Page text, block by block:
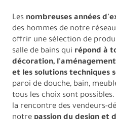
Les nombreuses années
des hommes de notre
offrir une sélection de
salle de bains qui répond à
décoration,
et les solutions techniques
paroi de douche, bain,
tous les choix sont possibles.
la rencontre des vendeurs-